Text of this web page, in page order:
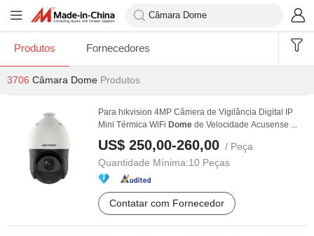
Produtos Fornecedores
3706 Câmara Dome Produtos
Para hikvision 4MP Câmera de Vigilância Digital IP
Mini Térmica WiFi Dome de Velocidade Acusense ...
US$ 250,00-260,00 / Peça
Quantidade Mínima:10 Peças
Contatar com Fornecedor